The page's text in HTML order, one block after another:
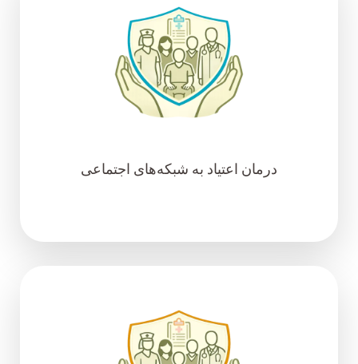
درمان اعتیاد به شبکه‌های اجتماعی